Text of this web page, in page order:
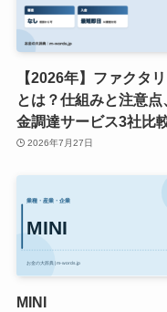
【2026年】ファクタ
とは？仕組みと注意点
金調達サービス3社比
2026年7月27日
MINI